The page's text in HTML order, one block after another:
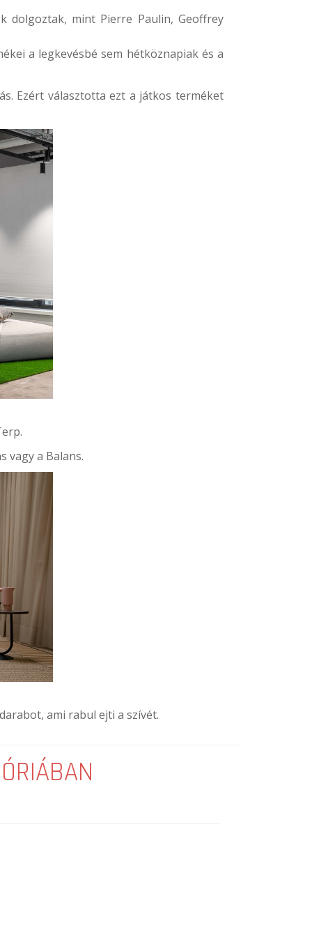
dolgoztak, mint Pierre Paulin, Geoffrey
a legkevésbé sem hétköznapiak és a
Ezért választotta ezt a játkos terméket
vagy a Balans.
ami rabul ejti a szívét.